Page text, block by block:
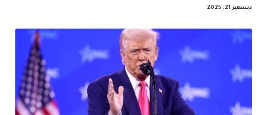
ديسمبر 21, 2025